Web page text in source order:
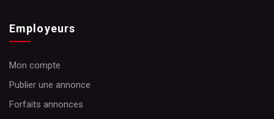
Employeurs
Mon compte
Publier une annonce
Forfaits annonces